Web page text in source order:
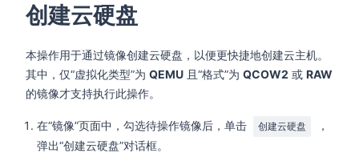
创建云硬盘
本操作用于通过镜像创建云硬盘，以便更快捷地创建云主机。
其中，仅“虚拟化类型”为 QEMU 且“格式”为 QCOW2 或 RAW
的镜像才支持执行此操作。
在“镜像”页面中，勾选待操作镜像后，单击 创建云硬盘
，
弹出“创建云硬盘”对话框。